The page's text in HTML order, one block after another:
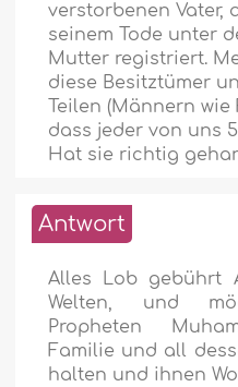
verstorbenen Vater,
seinem Tode unter
Mutter registriert.
diese Besitztümer
Teilen (Männern wie
dass jeder von uns
Hat sie richtig
Antwort
Alles Lob gebührt
Welten, und
Propheten
Familie und all
halten und ihnen